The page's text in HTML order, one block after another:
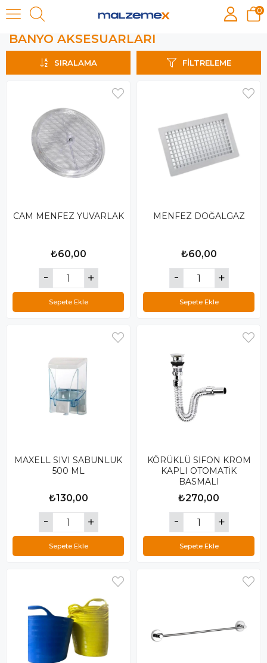
0
BANYO AKSESUARLARI
FILTRELEME
SIRALAMA
CAM MENFEZ YUVARLAK
₺60,00
Sepete Ekle
MENFEZ DOĞALGAZ
₺60,00
Sepete Ekle
MAXELL SIVI SABUNLUK
500 ML
₺130,00
Sepete Ekle
KÖRÜKLÜ SİFON KROM
KAPLI OTOMATİK
BASMALI
₺270,00
Sepete Ekle